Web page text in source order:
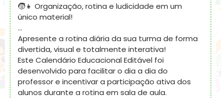
🧒👧 Organização, rotina e ludicidade em um
único material!
…
Apresente a rotina diária da sua turma de forma
divertida, visual e totalmente interativa!
Este Calendário Educacional Editável foi
desenvolvido para facilitar o dia a dia do
professor e incentivar a participação ativa dos
alunos durante a rotina em sala de aula.